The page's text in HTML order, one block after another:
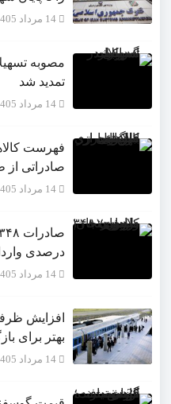
14 مرداد 1405
مصوبه
تمدید شد
14 مرداد 1405
فهرست
صادراتی از
14 مرداد 1405
درصدی
14 مرداد 1405
افزایش
بهتر برای
14 مرداد 1405